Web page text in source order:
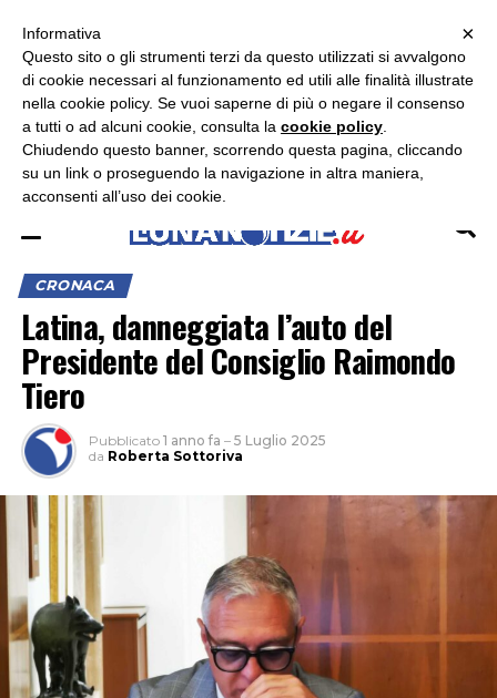
ASCOLTA RADIO LUNA
CRONACA
Latina, danneggiata l’auto del
Presidente del Consiglio Raimondo
Tiero
Pubblicato 1 anno fa – 5 Luglio 2025
da Roberta Sottoriva
×
×
Informativa
Questo sito o gli strumenti terzi da questo utilizzati si avvalgono
di cookie necessari al funzionamento ed utili alle finalità illustrate
nella cookie policy. Se vuoi saperne di più o negare il consenso
a tutti o ad alcuni cookie, consulta la cookie policy
Chiudendo questo banner, scorrendo questa pagina, cliccando
su un link o proseguendo la navigazione in altra maniera,
acconsenti all’uso dei cookie.